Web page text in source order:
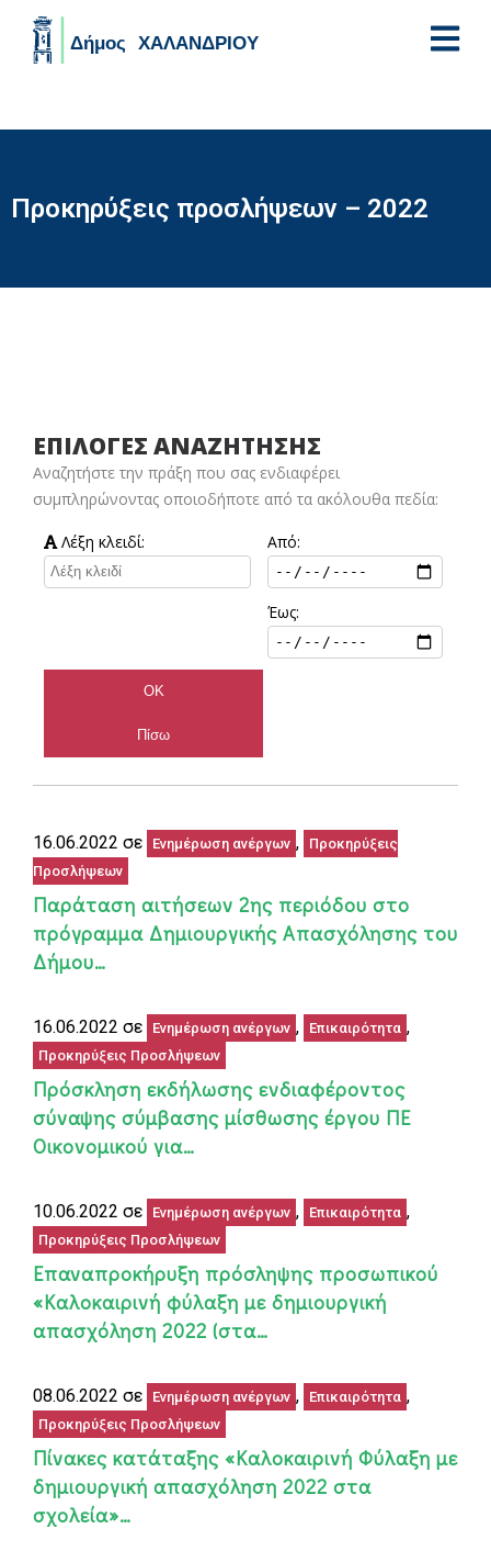
Προκηρύξεις προσλήψεων – 2022
ΕΠΙΛΟΓΕΣ ΑΝΑΖΗΤΗΣΗΣ
Αναζητήστε την πράξη που σας ενδιαφέρει
συμπληρώνοντας οποιοδήποτε από τα ακόλουθα πεδία:
Λέξη κλειδί: Από:
Έως:
16.06.2022 σε Ενημέρωση ανέργων ,
Προκηρύξεις
Προσλήψεων
Παράταση αιτήσεων 2ης περιόδου στο
πρόγραμμα Δημιουργικής Απασχόλησης του
Δήμου…
16.06.2022 σε Ενημέρωση ανέργων , Επικαιρότητα ,
Προκηρύξεις Προσλήψεων
Πρόσκληση εκδήλωσης ενδιαφέροντος
σύναψης σύμβασης μίσθωσης έργου ΠΕ
Οικονομικού για…
10.06.2022 σε Ενημέρωση ανέργων , Επικαιρότητα ,
Προκηρύξεις Προσλήψεων
Επαναπροκήρυξη πρόσληψης προσωπικού
«Καλοκαιρινή φύλαξη με δημιουργική
απασχόληση 2022 (στα…
08.06.2022 σε Ενημέρωση ανέργων , Επικαιρότητα ,
Προκηρύξεις Προσλήψεων
Πίνακες κατάταξης «Καλοκαιρινή Φύλαξη με
δημιουργική απασχόληση 2022 στα
σχολεία»…